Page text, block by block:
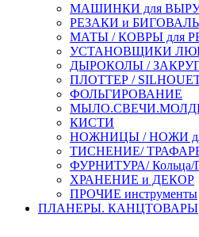
МАШИНКИ для
РЕЗАКИ и
МАТЫ / КОВРЫ для
УСТАНОВЩИКИ
ДЫРОКОЛЫ /
ПЛОТТЕР /
ФОЛЬГИРОВАНИЕ
МЫЛО.СВЕЧИ.МОЛДЫ
КИСТИ
НОЖНИЦЫ / НОЖИ
ТИСНЕНИЕ/
ФУРНИТУРА/ Кольца/
ХРАНЕНИЕ и ДЕКОР
ПРОЧИЕ инструменты
ПЛАНЕРЫ. КАНЦТОВАРЫ